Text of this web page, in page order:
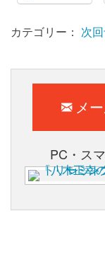
カテゴリー： 次
メ
PC・ス